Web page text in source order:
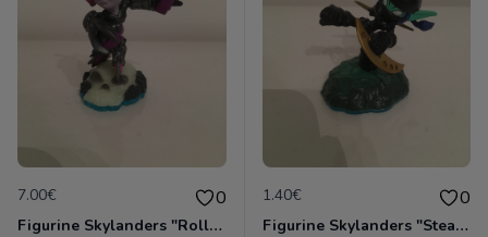
7.00€ 0
Figurine Skylanders "Roller Brawl - Swap Force"
1.40€ 0
Figurine Skylanders "Stealth Elf - Swap Force, Ninja"